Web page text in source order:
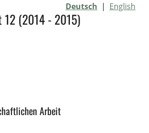
Deutsch | English
12 (2014 - 2015)
Arbeit